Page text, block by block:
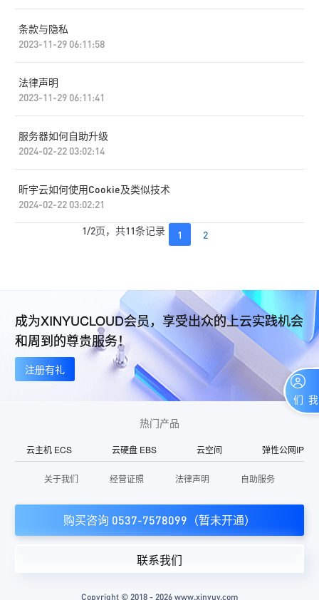
条款与隐私
2023-11-29 06:11:58
法律声明
2023-11-29 06:11:41
服务器如何自助升级
2024-02-22 03:02:14
昕宇云如何使用Cookie及类似技术
2024-02-22 03:02:21
1/2页，共11条记录 1 2
成为XINYUCLOUD会员，享受出众的上云实践机会
和周到的尊贵服务！
注册有礼
热门产品
云主机 ECS 云硬盘 EBS 云空间 弹性公网IP
关于我们 经营证照 法律声明 自助服务
购买咨询 0537-7578099（暂未开通）
联系我们
Copyright © 2018 - 2026 www.xinyuy.com
联系我们